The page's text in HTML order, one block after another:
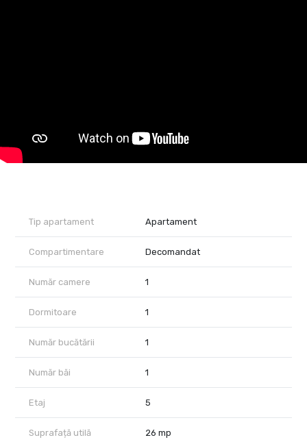
este ideal pentru tineri aflați la început de drum sau ca investiție,
având un potențial de închiriere de minimum 250 euro pe lună.
RealTimHouse.ro – Un pas spre un loc doar al tău. Nu se percepe
Tip apartament Apartament
Compartimentare Decomandat
Număr camere 1
Dormitoare 1
Număr bucătării 1
Număr băi 1
Etaj 5
Suprafață utilă 26 mp